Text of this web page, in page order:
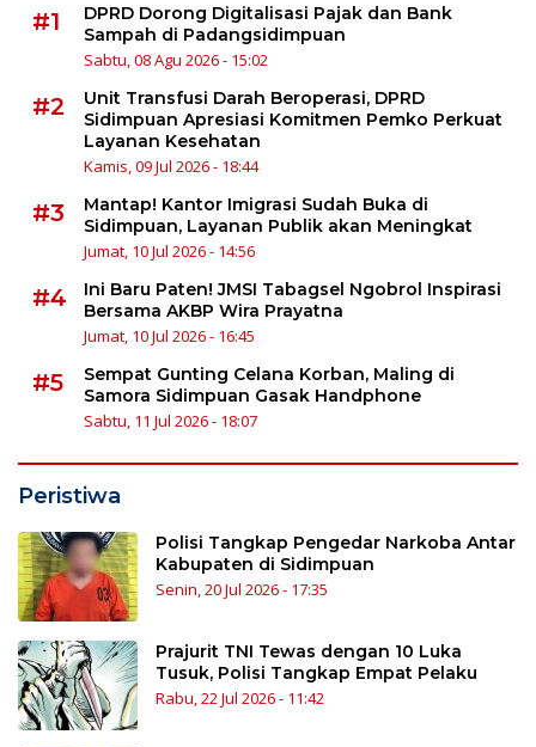
#1
DPRD Dorong Digitalisasi Pajak dan Bank
Sampah di Padangsidimpuan
Sabtu, 08 Agu 2026 - 15:02
#2
Unit Transfusi Darah Beroperasi, DPRD
Sidimpuan Apresiasi Komitmen Pemko Perkuat
Layanan Kesehatan
Kamis, 09 Jul 2026 - 18:44
#3
Mantap! Kantor Imigrasi Sudah Buka di
Sidimpuan, Layanan Publik akan Meningkat
Jumat, 10 Jul 2026 - 14:56
#4
Ini Baru Paten! JMSI Tabagsel Ngobrol Inspirasi
Bersama AKBP Wira Prayatna
Jumat, 10 Jul 2026 - 16:45
#5
Sempat Gunting Celana Korban, Maling di
Samora Sidimpuan Gasak Handphone
Sabtu, 11 Jul 2026 - 18:07
Peristiwa
Polisi Tangkap Pengedar Narkoba Antar
Kabupaten di Sidimpuan
Senin, 20 Jul 2026 - 17:35
Prajurit TNI Tewas dengan 10 Luka
Tusuk, Polisi Tangkap Empat Pelaku
Rabu, 22 Jul 2026 - 11:42